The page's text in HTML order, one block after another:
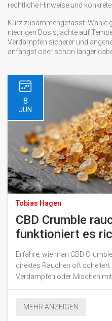
rechtliche Hinweise und
Kurz zusammengefasst: Wähle
niedrigen Dosis, achte auf
Verdampfen sicherer und
anfängst oder schon länger
8
JUN
Tobias Hagen
CBD Crumble
funktioniert es
Erfahre, wie man CBD
direktes Rauchen oft
Verdampfen oder Mischen
MEHR ANZEIGEN